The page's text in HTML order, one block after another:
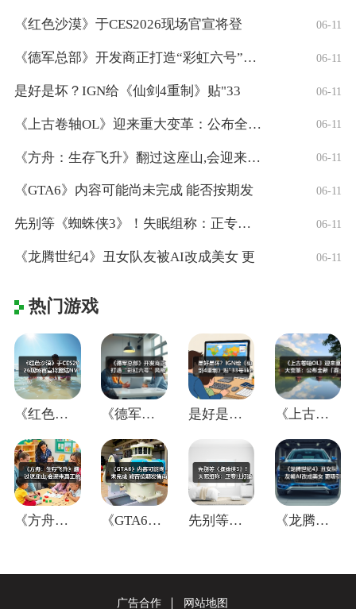
《红色沙漠》于CES2026现场官宣将登 06-11
《德军总部》开发商正打造“彩虹六号”风格 06-11
是好是坏？IGN给《仙剑4重制》贴"33 06-11
《上古卷轴OL》迎来重大变革：公布全新「 06-11
《方舟：生存飞升》翻过这座山,会迎来真正 06-11
《GTA6》内容可能尚未完成 能否按期发 06-11
先别等《蜘蛛侠3》！失眠组称：正专注打造 06-11
《龙腾世纪4》丑女队友被AI改成美女 更 06-11
热门游戏
《红色沙漠》于CES2026现场官宣将登 《德军总部》开发商正打造“彩虹六号”风格 是好是坏？IGN给《仙剑4重制》贴"33 《上古卷轴OL》迎来重大变革：公布全新「
《方舟：生存飞升》翻过这座山,会迎来真正 《GTA6》内容可能尚未完成 能否按期发 先别等《蜘蛛侠3》！失眠组称：正专注打造 《龙腾世纪4》丑女队友被AI改成美女 更
广告合作 网站地图